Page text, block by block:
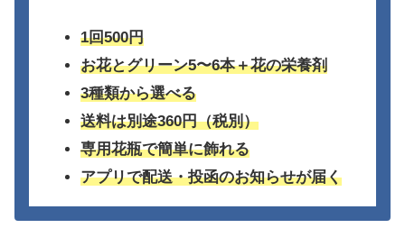
1回500円
お花とグリーン5〜6本＋花の栄養剤
3種類から選べる
送料は別途360円（税別）
専用花瓶で簡単に飾れる
アプリで配送・投函のお知らせが届く